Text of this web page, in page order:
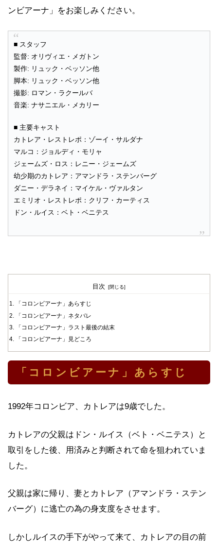
ンビアーナ」をお楽しみください。
■ スタッフ
監督: オリヴィエ・メガトン
製作: リュック・ベッソン他
脚本: リュック・ベッソン他
撮影: ロマン・ラクールバ
音楽: ナサニエル・メカリー
■ 主要キャスト
カトレア・レストレポ：ゾーイ・サルダナ
マルコ：ジョルディ・モリャ
ジェームズ・ロス：レニー・ジェームズ
幼少期のカトレア：アマンドラ・ステンバーグ
ダニー・デラネイ：マイケル・ヴァルタン
エミリオ・レストレポ：クリフ・カーティス
ドン・ルイス：ベト・ベニテス
目次
「コロンビアーナ」あらすじ
「コロンビアーナ」ネタバレ
「コロンビアーナ」ラスト最後の結末
「コロンビアーナ」見どころ
「コロンビアーナ」あらすじ
1992年コロンビア、カトレアは9歳でした。
カトレアの父親はドン・ルイス（ベト・ベニテス）と
取引をした後、用済みと判断されて命を狙われていま
した。
父親は家に帰り、妻とカトレア（アマンドラ・ステン
バーグ）に逃亡の為の身支度をさせます。
しかしルイスの手下がやって来て、カトレアの目の前